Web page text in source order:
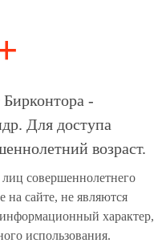
пива, крафта и
Руфа /
0.33 - стекло
-
Для доступа
возраст.
совершеннолетнего
на сайте, не являются
характер,
использования.